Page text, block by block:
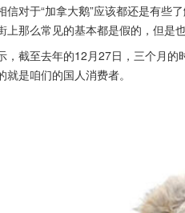
信对于“加拿大鹅”应该都还是有些
上那么常见的基本都是假的，但是
，截至去年的12月27日，三个月
就是咱们的国人消费者。